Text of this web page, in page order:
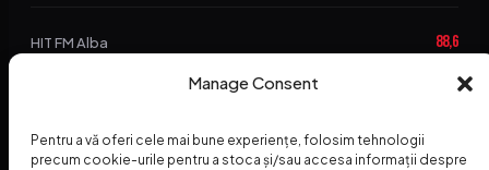
Manage Consent
Pentru a vă oferi cele mai bune experiențe, folosim tehnologii
precum cookie-urile pentru a stoca și/sau accesa informații despre
HIT FM Alba 88,6
94,2
HIT FM Abrud 94,3